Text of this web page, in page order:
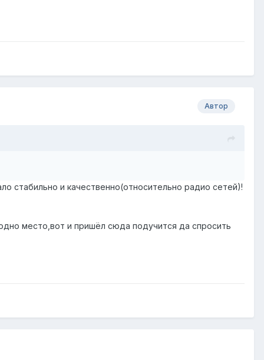
Автор
стабильно и качественно(относительно радио сетей)!
место,вот и пришёл сюда подучится да спросить